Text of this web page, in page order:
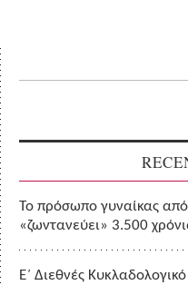
Το πρόσωπο γυναίκας
«ζωντανεύει» 3.500
Ε΄ Διεθνές